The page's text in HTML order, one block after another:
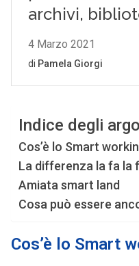
Indice degli
Cos’è lo Smart
La differenza la fa la
Amiata smart land
Cosa può essere
Cos’è lo Smart